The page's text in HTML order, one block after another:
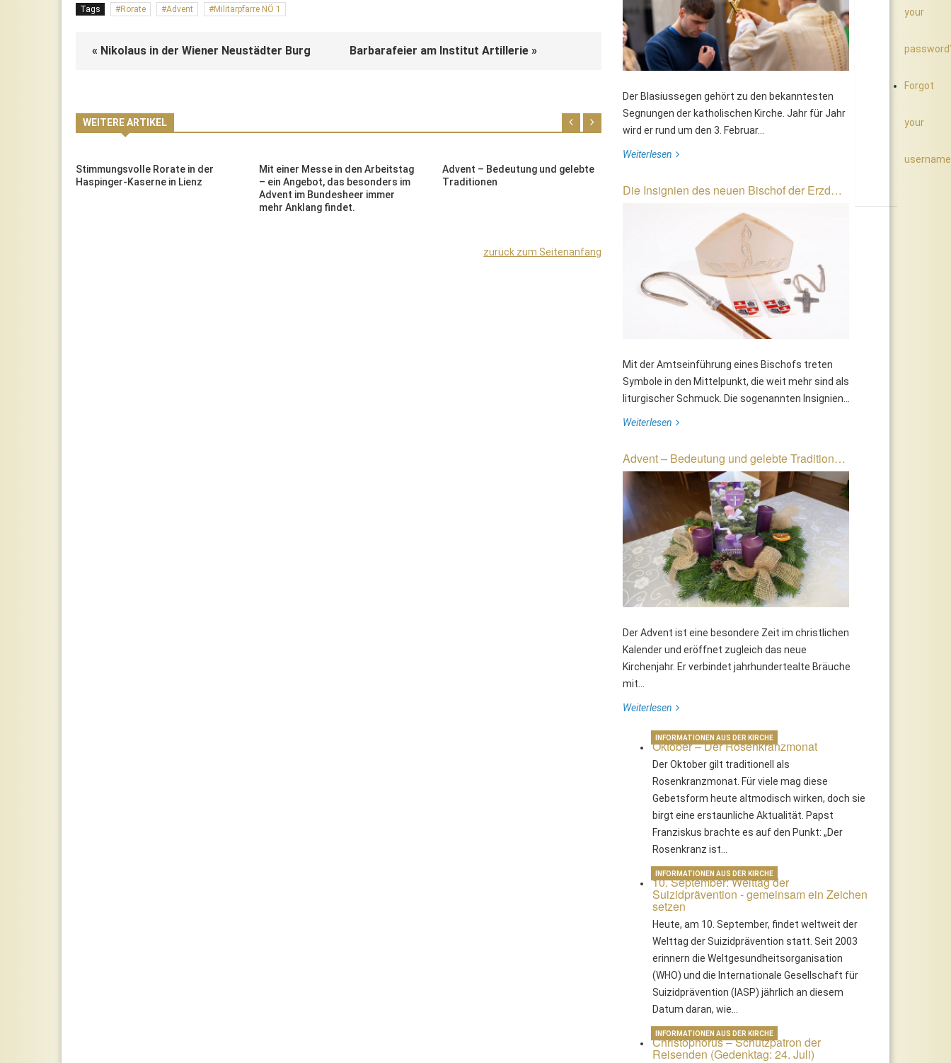
your
Forgot
your
Tags Rorate Advent Militärpfarre NÖ 1
« Nikolaus in der Wiener Neustädter Burg Barbarafeier am Institut Artillerie »
WEITERE ARTIKEL
Stimmungsvolle Rorate in der
Haspinger-Kaserne in Lienz
Mit einer Messe in den Arbeitstag
– ein Angebot, das besonders im
Advent im Bundesheer immer
mehr Anklang findet.
Advent – Bedeutung und gelebte
Traditionen
Soldatenkirche am
zurück zum Seitenanfang
Der Blasiussegen gehört zu den bekanntesten
Segnungen der katholischen Kirche. Jahr für Jahr
wird er rund um den 3. Februar...
Weiterlesen
Die Insignien des neuen Bischof der Erzd…
Mit der Amtseinführung eines Bischofs treten
Symbole in den Mittelpunkt, die weit mehr sind als
liturgischer Schmuck. Die sogenannten Insignien...
Weiterlesen
Advent – Bedeutung und gelebte Tradition…
Der Advent ist eine besondere Zeit im christlichen
Kalender und eröffnet zugleich das neue
Kirchenjahr. Er verbindet jahrhundertealte Bräuche
mit...
Weiterlesen
Oktober – Der Rosenkranzmonat
Der Oktober gilt traditionell als
Rosenkranzmonat. Für viele mag diese
Gebetsform heute altmodisch wirken, doch sie
birgt eine erstaunliche Aktualität. Papst
Franziskus brachte es auf den Punkt: „Der
Rosenkranz ist…
INFORMATIONEN AUS DER KIRCHE
10. September: Welttag der
Suizidprävention - gemeinsam ein Zeichen
setzen
Heute, am 10. September, findet weltweit der
Welttag der Suizidprävention statt. Seit 2003
erinnern die Weltgesundheitsorganisation
(WHO) und die Internationale Gesellschaft für
Suizidprävention (IASP) jährlich an diesem
Datum daran, wie…
INFORMATIONEN AUS DER KIRCHE
Christophorus – Schutzpatron der
Reisenden (Gedenktag: 24. Juli)
INFORMATIONEN AUS DER KIRCHE